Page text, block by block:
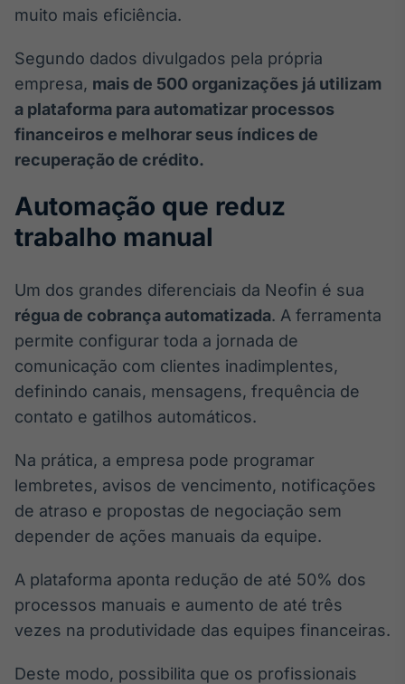
Broadcast
Wallboard
Curadoria de
conteúdos
noticiosos
Soluções de
Tecnologia
Broadcast
Radar
Monitoramento
notícias e
conteúdos
Broadcast
Fundos
plataforma para
de investimento
no Brasil
Em breve
muito mais eficiência.
Segundo dados divulgados pela própria
empresa, mais de 500 organizações já utilizam
a plataforma para automatizar processos
financeiros e melhorar seus índices de
recuperação de crédito.
Automação que reduz
trabalho manual
Um dos grandes diferenciais da Neofin é sua
régua de cobrança automatizada. A ferramenta
permite configurar toda a jornada de
comunicação com clientes inadimplentes,
definindo canais, mensagens, frequência de
contato e gatilhos automáticos.
Na prática, a empresa pode programar
lembretes, avisos de vencimento, notificações
de atraso e propostas de negociação sem
depender de ações manuais da equipe.
A plataforma aponta redução de até 50% dos
processos manuais e aumento de até três
vezes na produtividade das equipes financeiras.
Deste modo, possibilita que os profissionais